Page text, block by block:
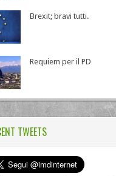
Brexit; bravi tutti.
Requiem per il PD
TWEETS